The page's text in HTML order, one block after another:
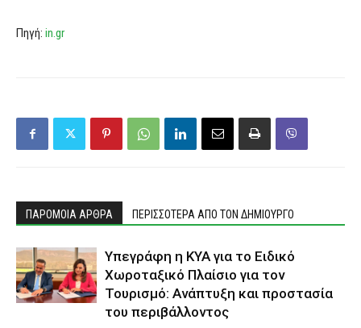
Πηγή: in.gr
ΠΑΡΟΜΟΙΑ ΑΡΘΡΑ ΠΕΡΙΣΣΟΤΕΡΑ ΑΠΟ ΤΟΝ ΔΗΜΙΟΥΡΓΟ
Υπεγράφη η ΚΥΑ για το Ειδικό
Χωροταξικό Πλαίσιο για τον
Τουρισμό: Ανάπτυξη και προστασία
του περιβάλλοντος